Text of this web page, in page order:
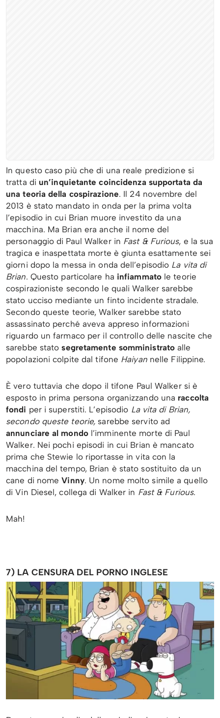
In questo caso più che di una reale predizione si
tratta di un’inquietante coincidenza supportata da
una teoria della cospirazione. Il 24 novembre del
2013 è stato mandato in onda per la prima volta
l’episodio in cui Brian muore investito da una
macchina. Ma Brian era anche il nome del
personaggio di Paul Walker in Fast & Furious, e la sua
tragica e inaspettata morte è giunta esattamente sei
giorni dopo la messa in onda dell’episodio La vita di
Brian. Questo particolare ha infiammatole teorie
cospirazioniste secondo le quali Walker sarebbe
stato ucciso mediante un finto incidente stradale.
Secondo queste teorie, Walker sarebbe stato
assassinato perché aveva appreso informazioni
riguardo un farmaco per il controllo delle nascite che
sarebbe stato segretamente somministrato alle
popolazioni colpite dal tifone Haiyan nelle Filippine.
È vero tuttavia che dopo il tifone Paul Walker si è
esposto in prima persona organizzando una raccolta
fondi per i superstiti. L’episodio La vita di Brian,
secondo queste teorie, sarebbe servito ad
annunciare al mondol’imminente morte di Paul
Walker. Nei pochi episodi in cui Brian è mancato
prima che Stewie lo riportasse in vita con la
macchina del tempo, Brian è stato sostituito da un
cane di nome Vinny. Un nome molto simile a quello
di Vin Diesel, collega di Walker in Fast & Furious.
Mah!
7) LA CENSURA DEL PORNO INGLESE